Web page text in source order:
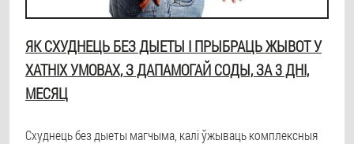
ЯК СХУДНЕЦЬ БЕЗ ДЫЕТЫ І ПРЫБРАЦЬ ЖЫВОТ У
ХАТНІХ УМОВАХ, З ДАПАМОГАЙ СОДЫ, ЗА 3 ДНІ,
МЕСЯЦ
Схуднець без дыеты магчыма, калі ўжываць комплексныя